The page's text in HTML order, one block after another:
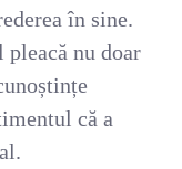
în sine.
nu doar
că a